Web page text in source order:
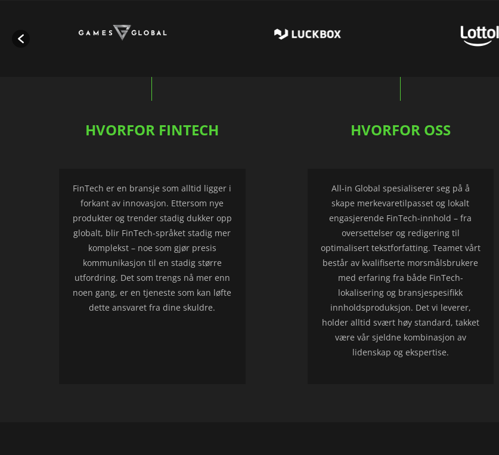
HVORFOR FINTECH HVORFOR OSS
FinTech er en bransje som alltid ligger i
forkant av innovasjon. Ettersom nye
produkter og trender stadig dukker opp
globalt, blir FinTech-språket stadig mer
komplekst – noe som gjør presis
kommunikasjon til en stadig større
utfordring. Det som trengs nå mer enn
noen gang, er en tjeneste som kan løfte
dette ansvaret fra dine skuldre.
All-in Global spesialiserer seg på å
skape merkevaretilpasset og lokalt
engasjerende FinTech-innhold – fra
oversettelser og redigering til
optimalisert tekstforfatting. Teamet vårt
består av kvalifiserte morsmålsbrukere
med erfaring fra både FinTech-
lokalisering og bransjespesifikk
innholdsproduksjon. Det vi leverer,
holder alltid svært høy standard, takket
være vår sjeldne kombinasjon av
lidenskap og ekspertise.